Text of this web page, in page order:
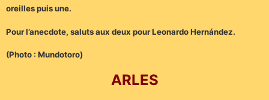
oreilles puis une.
Pour l’anecdote, saluts aux deux pour Leonardo Hernández.
(Photo : Mundotoro)
ARLES